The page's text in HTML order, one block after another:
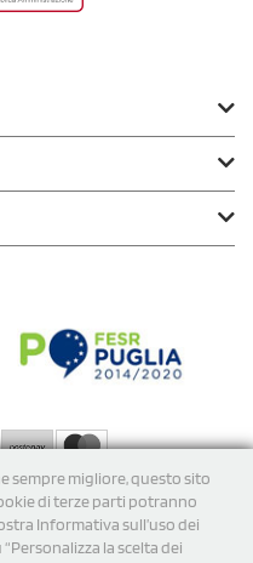
sempre migliore, questo sito
di terze parti potranno
Informativa sull’uso dei
la scelta dei